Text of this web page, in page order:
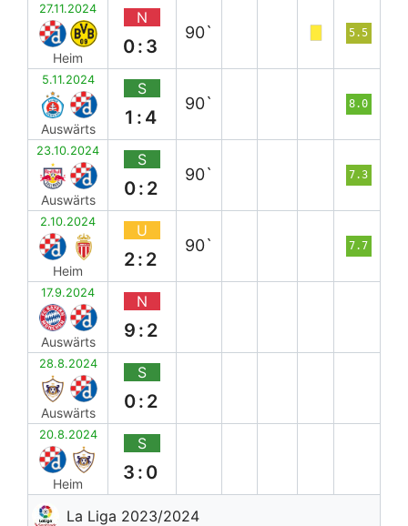
27.11.2024
Heim
N
0:3
90` 5.5
5.11.2024
Auswärts
S
1:4
90` 8.0
23.10.2024
Auswärts
S
0:2
90` 7.3
2.10.2024
Heim
U
2:2
90` 7.7
17.9.2024
Auswärts
N
9:2
28.8.2024
Auswärts
S
0:2
20.8.2024
Heim
S
3:0
La Liga 2023/2024